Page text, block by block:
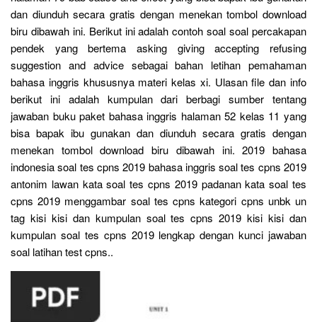
dan diunduh secara gratis dengan menekan tombol download
biru dibawah ini. Berikut ini adalah contoh soal soal percakapan
pendek yang bertema asking giving accepting refusing
suggestion and advice sebagai bahan letihan pemahaman
bahasa inggris khususnya materi kelas xi. Ulasan file dan info
berikut ini adalah kumpulan dari berbagi sumber tentang
jawaban buku paket bahasa inggris halaman 52 kelas 11 yang
bisa bapak ibu gunakan dan diunduh secara gratis dengan
menekan tombol download biru dibawah ini. 2019 bahasa
indonesia soal tes cpns 2019 bahasa inggris soal tes cpns 2019
antonim lawan kata soal tes cpns 2019 padanan kata soal tes
cpns 2019 menggambar soal tes cpns kategori cpns unbk un
tag kisi kisi dan kumpulan soal tes cpns 2019 kisi kisi dan
kumpulan soal tes cpns 2019 lengkap dengan kunci jawaban
soal latihan test cpns..